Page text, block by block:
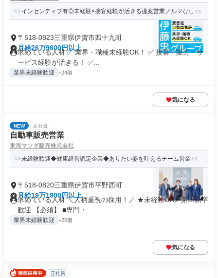
インセンティブ有◎未経験×接客経験が活きる提案営業ノルマなし
〒518-0823三重県伊賀市四十九町
月給26万9600円以上
求めている人材 ✅ 業界・職種未経験OK！ ✅ 接客・販売・サ
ービス経験が活きる！ ✅...
業界未経験歓迎 +24個
気になる
NEW 正社員
自動車販売営業
東海マツダ販売株式会社
未経験歓迎◆健康経営認定企業◆ありたい姿を叶えるチーム営業
〒518-0820三重県伊賀市平野西町
月給19万1900円以上
求めている人材 ＼人柄重視の採用！／ ★未経験OK／第二新卒
歓迎 【必須】 ■専門・...
業界未経験歓迎 +25個
気になる
正社員